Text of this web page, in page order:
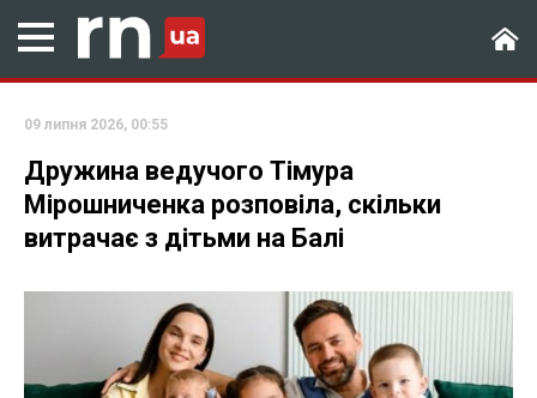
09 липня 2026, 00:55
Дружина ведучого Тімура
Мірошниченка розповіла, скільки
витрачає з дітьми на Балі